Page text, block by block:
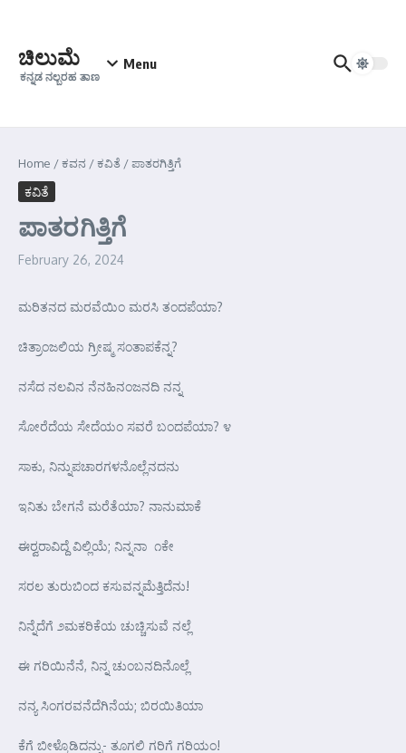
ಚಿಲುಮೆ
ಕನ್ನಡ ನಲ್ಬರಹ ತಾಣ
Menu
Home /ಕವನ /ಕವಿತೆ /ಪಾತರಗಿತ್ತಿಗೆ
ಕವಿತೆ
ಪಾತರಗಿತ್ತಿಗೆ
February 26, 2024
ಮರಿತನದ ಮರವೆಯಿಂ ಮರಸಿ ತಂದಪೆಯಾ?
ಚಿತ್ರಾಂಜಲಿಯ ಗ್ರೀಷ್ಮ ಸಂತಾಪಕೆನ್ನ?
ನಸೆದ ನಲವಿನ ನೆನಹಿನಂಜನದಿ ನನ್ನ
ಸೋರೆದೆಯ ಸೇದೆಯಂ ಸವರೆ ಬಂದಪೆಯಾ? ೪
ಸಾಕು, ನಿನ್ನುಪಚಾರಗಳನೊಲ್ಲೆನದನು
ಇನಿತು ಬೇಗನೆ ಮರೆತೆಯಾ? ನಾನುಮಾಕೆ
ಈರ್‍ವರಾವಿದ್ದೆ ವಿಲ್ಲಿಯೆ; ನಿನ್ನನಾ ೧ಕೇ
ಸರಲ ತುರುಬಿಂದ ಕಸುವನ್ನಮೆತ್ತಿದೆನು!
ನಿನ್ನೆದೆಗೆ ೨ಮಕರಿಕೆಯ ಚುಚ್ಚಿಸುವೆ ನಲ್ಲೆ
ಈ ಗರಿಯಿನೆನೆ, ನಿನ್ನ ಚುಂಬನದಿನೊಲ್ಲೆ
ನನ್ಯ ಸಿಂಗರವನೆದೆಗಿನೆಯ; ಬಿರಯಿತಿಯಾ
ಕೆಗೆ ಬೀಳ್ಕೊಡಿದನ್ನು- ತೂಗಲಿ ಗರಿಗೆ ಗರಿಯಂ!